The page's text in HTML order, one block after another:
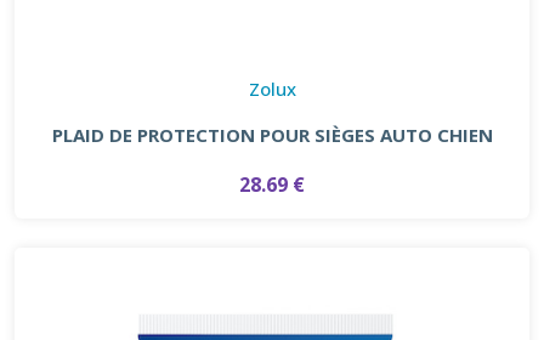
Zolux
PLAID DE PROTECTION POUR SIÈGES AUTO CHIEN
28.69 €